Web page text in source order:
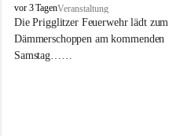
P
r
i
g
vor 3 TagenVeranstaltung
Die Prigglitzer Feuerwehr lädt zum
Dämmerschoppen am kommenden
Samstag……